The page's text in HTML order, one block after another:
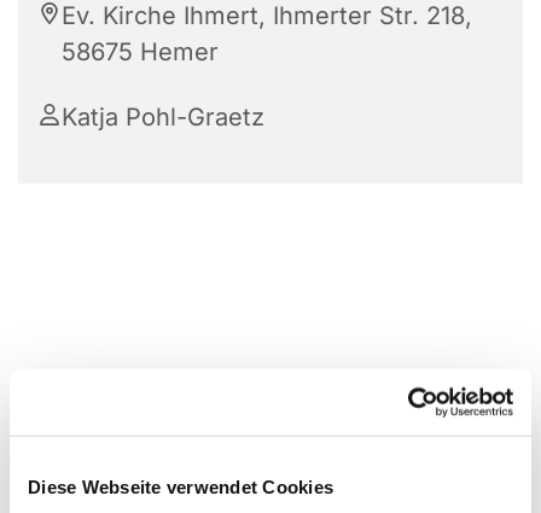
Diese Webseite verwendet Cookies
Ev. Kirche Ihmert, Ihmerter Str. 218,
58675 Hemer
Katja Pohl-Graetz